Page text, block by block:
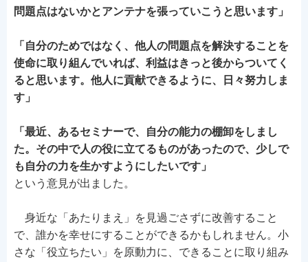
問題点はないかとアンテナを張っていこうと思います」
「自分のためではなく、他人の問題点を解決することを
使命に取り組んでいれば、利益はきっと後からついてく
ると思います。他人に貢献できるように、日々努力しま
す」
「最近、あるセミナーで、自分の能力の棚卸をしまし
た。その中で人の役に立てるものがあったので、少しで
も自分の力を生かすようにしたいです」
という意見が出ました。
身近な「あたりまえ」を見過ごさずに改善すること
で、誰かを幸せにすることができるかもしれません。小
さな「役立ちたい」を原動力に、できることに取り組み